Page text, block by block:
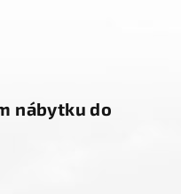
nábytku do